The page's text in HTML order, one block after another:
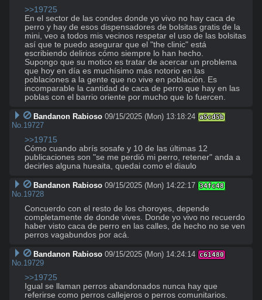
>>19725
En el sector de las condes donde yo vivo no hay caca de
perro y hay de esos dispensadores de bolsitas gratis de la
mini, veo a todos mis vecinos respetar el uso de las bolsitas
así que te puedo asegurar que el "the clinic" está
escribiendo delirios cómo siempre lo han hecho.
Supongo que su motico es tratar de acercar un problema
que hoy en día es muchísimo más notorio en las
poblaciones a la gente que no vive en población. Es
incomparable la cantidad de caca de perro que hay en las
poblas con el barrio oriente por mucho que lo fuercen.
Bandanon Rabioso 09/15/2025 (Mon) 13:18:24 a5cd5b
No. 19727
>>19715
Cómo cuando abrís sosafe y 10 de las últimas 12
publicaciones son "se me perdió mi perro, retener" anda a
decirles alguna hueaita, quedai como el diaulo
Bandanon Rabioso 09/15/2025 (Mon) 14:22:17 34fc48
No. 19728
Concuerdo con el resto de los choroyes, depende
completamente de donde vives. Donde yo vivo no recuerdo
haber visto caca de perro en las calles, de hecho no se ven
perros vagabundos por acá.
Bandanon Rabioso 09/15/2025 (Mon) 14:24:14 c61480
No. 19729
>>19725
Igual se llaman perros abandonados nunca hay que
referirse como perros callejeros o perros comunitarios.